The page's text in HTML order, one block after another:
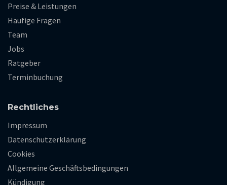
Preise & Leistungen
Häufige Fragen
Team
Jobs
Ratgeber
Terminbuchung
Rechtliches
Impressum
Datenschutzerklärung
Cookies
Allgemeine Geschäftsbedingungen
Kündigung